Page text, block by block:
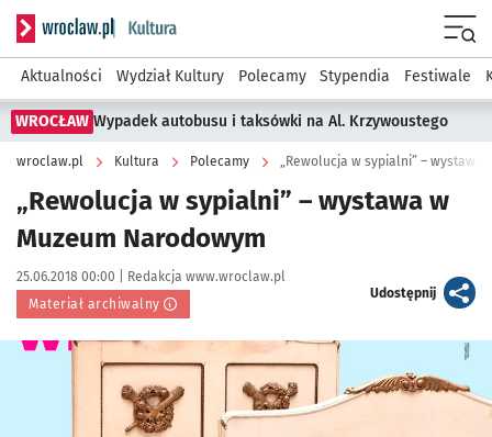
Serwis informacyjny wroclaw.pl podserwis: Kultura
Aktualności Wydział Kultury Polecamy Stypendia Festiwale
WROCŁAW Wypadek autobusu i taksówki na Al. Krzywoustego
wroclaw.pl Kultura Polecamy „Rewolucja w sypialni” – wystawa
„Rewolucja w sypialni” – wystawa w
Muzeum Narodowym
Data publikacji:
25.06.2018 00:00 | Autor:
Redakcja www.wroclaw.pl
Materiał archiwalny
Udostępnijartykuł
Kliknij, aby powiększyć